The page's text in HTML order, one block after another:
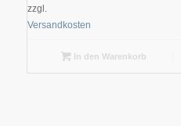
zzgl.
Versandkosten
In den Warenkorb